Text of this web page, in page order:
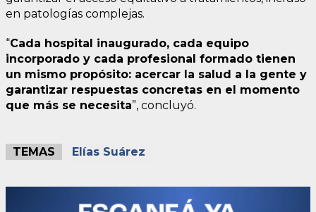
en patologías complejas.
“Cada hospital inaugurado, cada equipo
incorporado y cada profesional formado tienen
un mismo propósito: acercar la salud a la gente y
garantizar respuestas concretas en el momento
que más se necesita”, concluyó.
TEMAS Elías Suárez